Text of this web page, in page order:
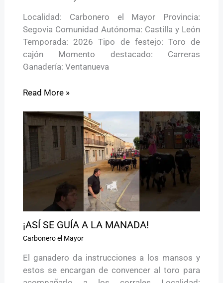
Localidad: Carbonero el Mayor Provincia:
Segovia Comunidad Autónoma: Castilla y León
Temporada: 2026 Tipo de festejo: Toro de
cajón Momento destacado: Carreras
Ganadería: Ventanueva
Read More »
¡ASÍ SE GUÍA A LA MANADA!
Carbonero el Mayor
El ganadero da instrucciones a los mansos y
estos se encargan de convencer al toro para